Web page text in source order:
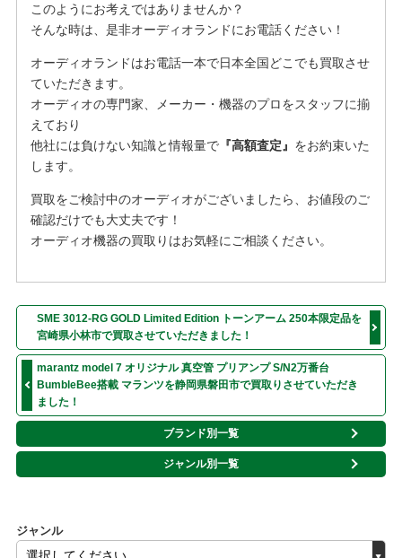
ジャンル
このようにお考えではありませんか？
そんな時は、是非オーディオランドにお電話ください！
オーディオランドはお電話一本で日本全国どこでも買取させ
ていただきます。
オーディオの専門家、メーカー・機器のプロをスタッフに揃
えており
他社には負けない知識と情報量で『高額査定』 をお約束いた
します。
買取をご検討中のオーディオがございましたら、お値段のご
確認だけでも大丈夫です！
オーディオ機器の買取りはお気軽にご相談ください。
SME 3012-RG GOLD Limited Edition トーンアーム 250本限定品を
宮崎県小林市で買取させていただきました！
marantz model 7 オリジナル 真空管 プリアンプ S/N2万番台
BumbleBee搭載 マランツを静岡県磐田市で買取りさせていただき
ました！
ブランド別一覧
ジャンル別一覧